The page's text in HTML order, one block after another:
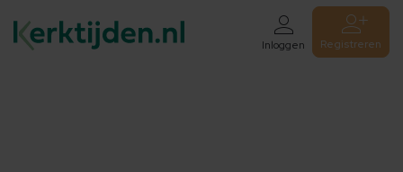
Inloggen Registreren